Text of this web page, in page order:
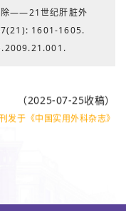
浏览）
——21世纪肝脏外
1601-1605.
et al. Precision in
2013, 33(3):189-